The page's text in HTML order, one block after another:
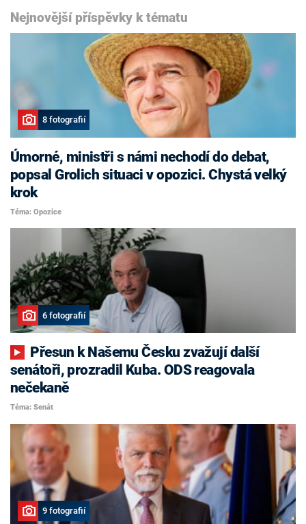
Nejnovější příspěvky k tématu
8 fotografií
Úmorné, ministři s námi nechodí do debat,
popsal Grolich situaci v opozici. Chystá velký
krok
Téma: Opozice
6 fotografií
senátoři, prozradil Kuba. ODS reagovala
nečekaně
Téma: Senát
9 fotografií